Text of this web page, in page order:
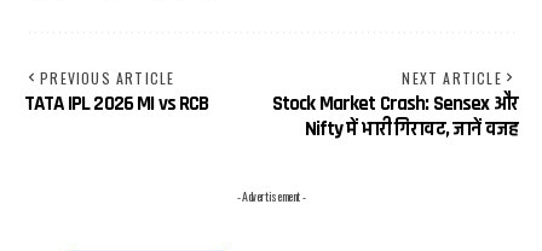
PREVIOUS ARTICLE
TATA IPL 2026 MI vs RCB
NEXT ARTICLE
Stock Market Crash: Sensex और
Nifty में भारी गिरावट, जानें वजह
- Advertisement -